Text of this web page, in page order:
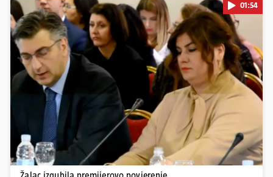
Pokretanje videa...
01:54